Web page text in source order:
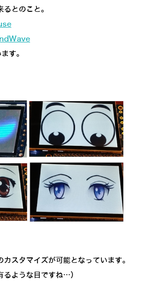
とのこと。
す。
スタマイズが可能となっています。
るような目ですね…）